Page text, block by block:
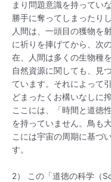
まり問題意識を持ってい
勝手に奪ってしまったり
人間は、一頭目の獲物を
に祈りを捧げてから、次
在、人間は多くの生物種
自然資源に関しても、見
ています。それによって
どまったくお構いなしに
ここには、「時間と道徳
を持っていません。鳥も
こには宇宙の周期に基づ
す。
2） この「道徳の科学（